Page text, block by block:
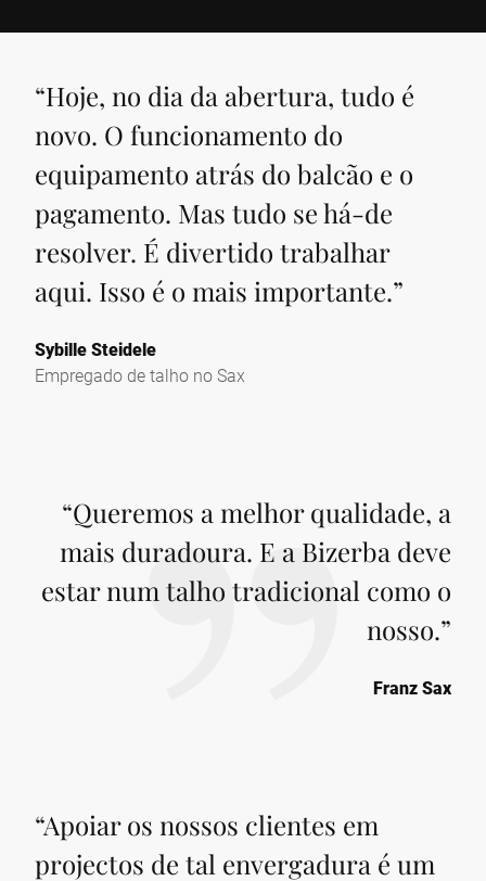
“Hoje, no dia da abertura, tudo é
novo. O funcionamento do
equipamento atrás do balcão e o
pagamento. Mas tudo se há-de
resolver. É divertido trabalhar
aqui. Isso é o mais importante.”
Sybille Steidele
Empregado de talho no Sax
“Queremos a melhor qualidade, a
mais duradoura. E a Bizerba deve
estar num talho tradicional como o
nosso.”
Franz Sax
“Apoiar os nossos clientes em
projectos de tal envergadura é um